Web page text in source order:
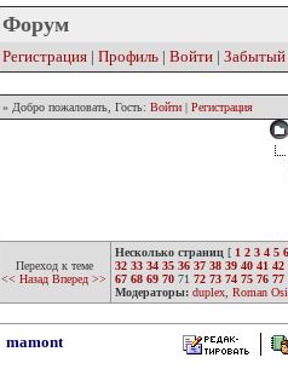
Форум
Регистрация | Профиль | Войти | Забытый
» Добро пожаловать, Гость: Войти | Регистрация
Переход к теме
<< Назад Вперед >>
Несколько страниц [ 1 2 3 4 5 6
32 33 34 35 36 37 38 39 40 41 42
67 68 69 70 71 72 73 74 75 76 77
Модераторы: duplex Roman
mamont